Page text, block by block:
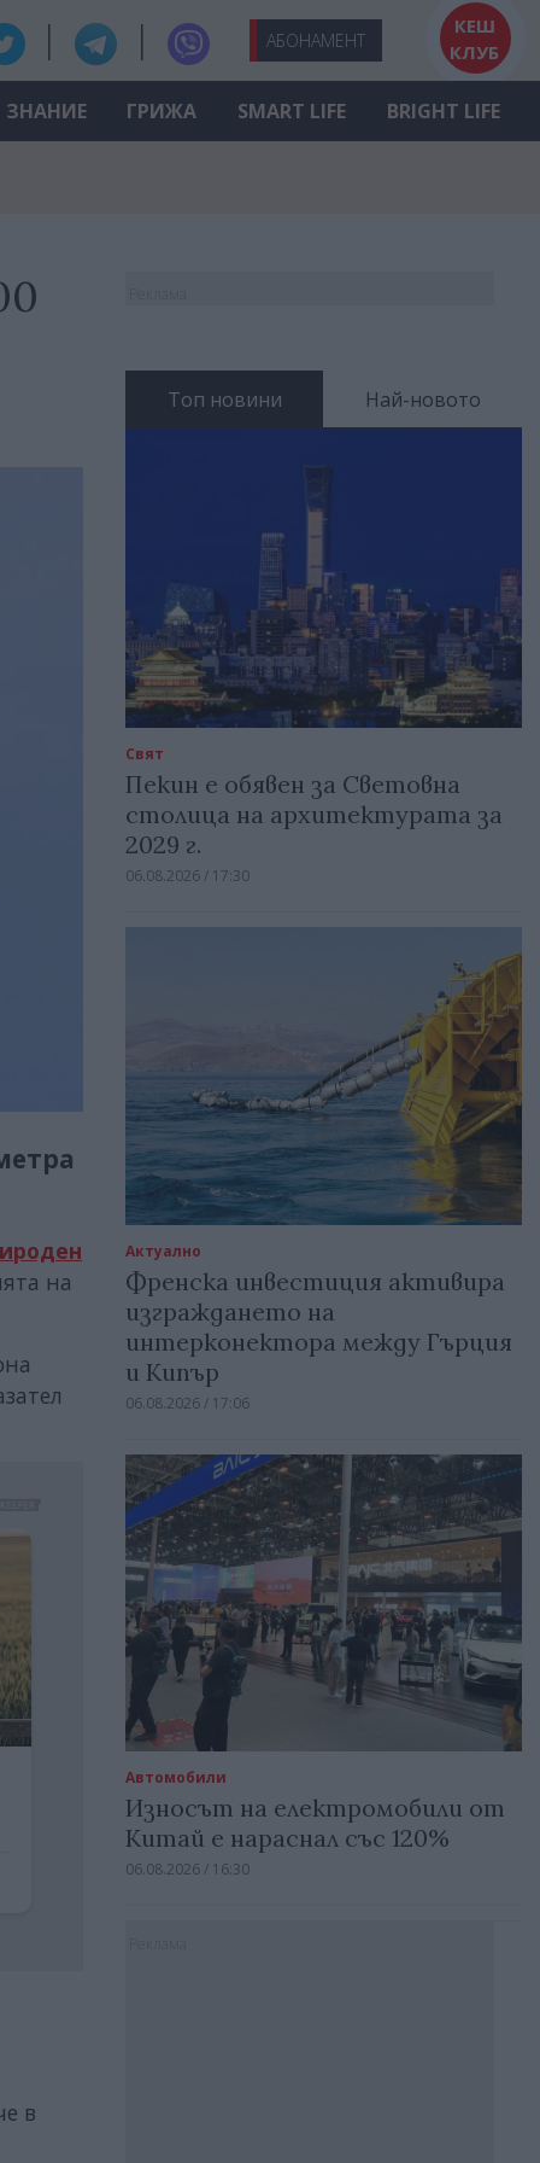
АБОНАМЕНТ
КЕШ
КЛУБ
ЗНАНИЕ ГРИЖА SMART LIFE BRIGHT LIFE
на
в
Топ новини Най-новото
Свят
Пекин е обявен за Световна
столица на архитектурата за
2029 г.
06.08.2026 / 17:30
Актуално
Френска инвестиция активира
изграждането на
интерконектора между Гърция
и Кипър
06.08.2026 / 17:06
Автомобили
Износът на електромобили от
Китай е нараснал със 120%
06.08.2026 / 16:30